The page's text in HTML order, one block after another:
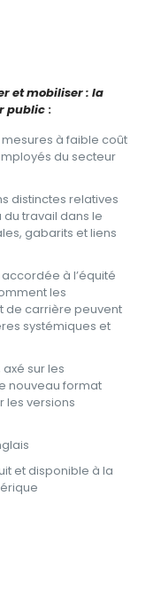
et mobiliser : la
public:
à faible coût
du secteur
distinctes relatives
travail dans le
gabarits et liens
à l’équité
les
de carrière peuvent
systémiques et
sur les
nouveau format
les versions
et disponible à la